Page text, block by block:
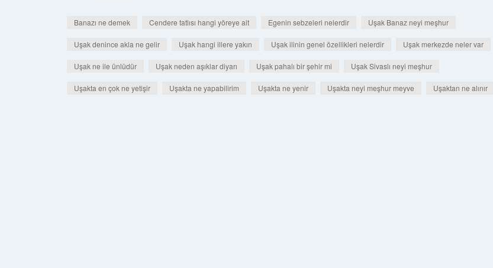
Banazı ne demek Cendere tatlısı hangi yöreye ait Egenin sebzeleri nelerdir Uşak Banaz neyi meşhur
Uşak denince akla ne gelir Uşak hangi illere yakın Uşak ilinin genel özellikleri nelerdir Uşak merkezde neler var
Uşak ne ile ünlüdür Uşak neden aşıklar diyarı Uşak pahalı bir şehir mi Uşak Sivaslı neyi meşhur
Uşakta en çok ne yetişir Uşakta ne yapabilirim Uşakta ne yenir Uşakta neyi meşhur meyve Uşaktan ne alınır